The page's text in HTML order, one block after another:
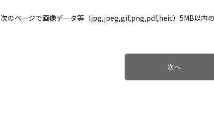
次のページで画像データ等（jpg,jpeg,gif,png,pdf,heic）5MB以内の